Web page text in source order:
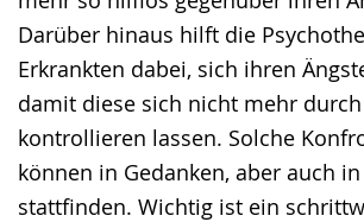
Darüber hinaus hilft die
Erkrankten dabei, sich ihren
damit diese sich nicht mehr
kontrollieren lassen. Solche
können in Gedanken, aber auch
stattfinden. Wichtig ist ein